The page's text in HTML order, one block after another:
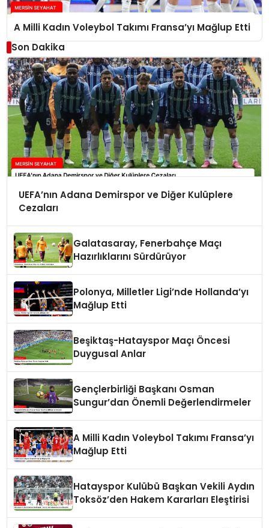
A Milli Kadın Voleybol Takımı Fransa’yı Mağlup Etti
Son Dakika
UEFA’nın Adana Demirspor ve Diğer Kulüplere
Cezaları
Galatasaray, Fenerbahçe Maçı
Hazırlıklarını Sürdürüyor
Polonya, Milletler Ligi’nde Hollanda’yı
Mağlup Etti
Beşiktaş-Hatayspor Maçı Öncesi
Duygusal Anlar
Gençlerbirliği Başkanı Osman
Sungur’dan Önemli Değerlendirmeler
A Milli Kadın Voleybol Takımı Fransa’yı
Mağlup Etti
Hatayspor Kulübü Başkan Vekili Aydın
Toksöz’den Hakem Kararları Eleştirisi